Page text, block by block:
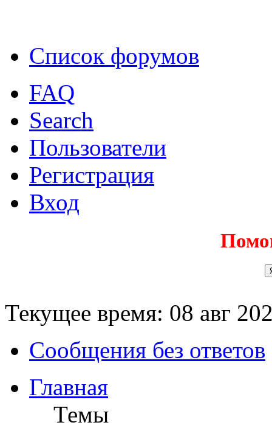
Список форумов
FAQ
Search
Пользователи
Регистрация
Вход
Текущее время: 08 авг
Сообщения без ответов
Главная
Темы